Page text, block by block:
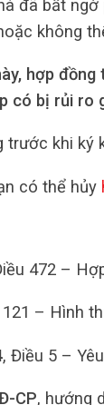
đã bất ngờ
không
hợp
có bị rủi ro
trước khi ký
có thể hủy
472 –
– Hình
, Điều 5 –
CP, hướng